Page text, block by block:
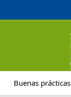
Buenas prácticas